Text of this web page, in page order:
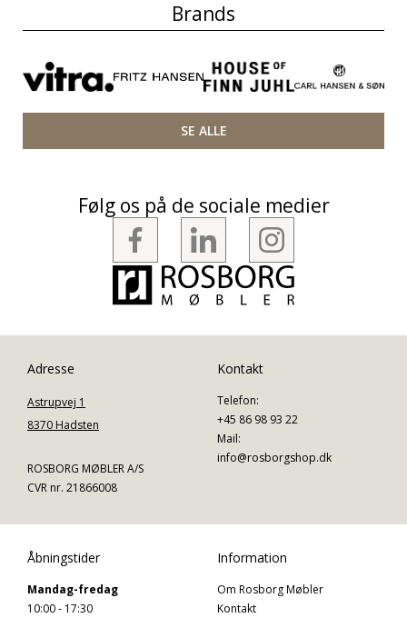
Brands
SE ALLE
Følg os på de sociale medier
Adresse
Astrupvej 1
8370 Hadsten
ROSBORG MØBLER A/S
CVR nr. 21866008
Kontakt
Telefon:
+45 86 98 93 22
Mail:
info@rosborgshop.dk
Åbningstider
Mandag-fredag
10:00 - 17:30
Information
Om Rosborg Møbler
Kontakt